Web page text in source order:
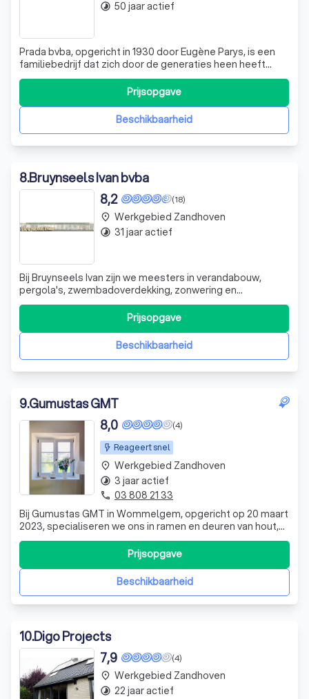
Prada bvba, opgericht in 1930 door Eugène Parys, is een
familiebedrijf dat zich door de generaties heen heeft
ontwikkeld en aangepast aan de veranderende behoeften
van de klant. Oorspronkelijk gericht op de horeca, heeft
het bedrijf zich onder leiding van Maurice Parys uitgebreid
met de levering en
Beschikbaarheid
Prijsopgave
timelapse 50 jaar actief
8.Bruynseels Ivan bvba
(18)
8,2
Bij Bruynseels Ivan zijn we meesters in verandabouw,
pergola's, zwembadoverdekking, zonwering en
terrasbouw. We onderscheiden ons door onze expertise
in het werken met diverse materialen zoals aluminium,
PVC en hout. Onze diensten omvatten ook alle metsel-,
vloer- en verandawerken. Gevestigd in Antw
Beschikbaarheid
Prijsopgave
place Werkgebied Zandhoven
timelapse 31 jaar actief
9.Gumustas GMT
Reageert snel
(4)
8,0
Bij Gumustas GMT in Wommelgem, opgericht op 20 maart
2023, specialiseren we ons in ramen en deuren van hout,
PVC (kunststof) en aluminium. Ons aanbod omvat zowel
ramen als deuren, afgestemd op uw specifieke wensen.
Vraag vandaag nog een gratis offerte aan om uw project
te bespreken.
Beschikbaarheid
Prijsopgave
place Werkgebied Zandhoven
timelapse 3 jaar actief
phone 03 808 21 33
10.Digo Projects
(4)
7,9
place Werkgebied Zandhoven
timelapse 22 jaar actief